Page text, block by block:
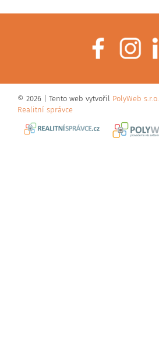
© 2026 | Tento web vytvořil PolyWeb s.r.o.
Realitní správce